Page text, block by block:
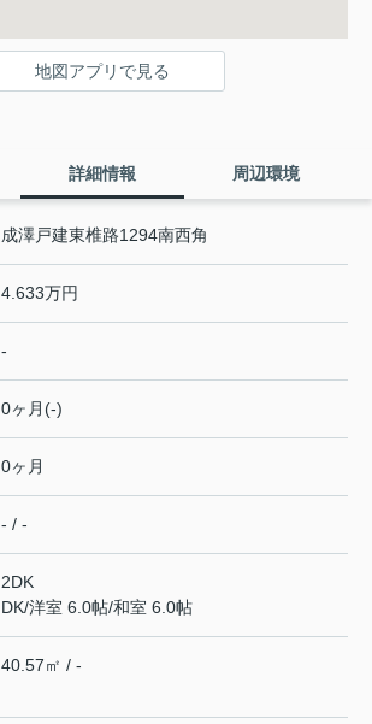
地図アプリで見る
詳細情報 周辺環境
成澤戸建東椎路1294南西角
4.633万円
-
0ヶ月(-)
0ヶ月
- / -
2DK
DK/洋室 6.0帖/和室 6.0帖
40.57㎡ / -